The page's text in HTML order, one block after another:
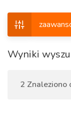
Wyniki
2 Znaleziono